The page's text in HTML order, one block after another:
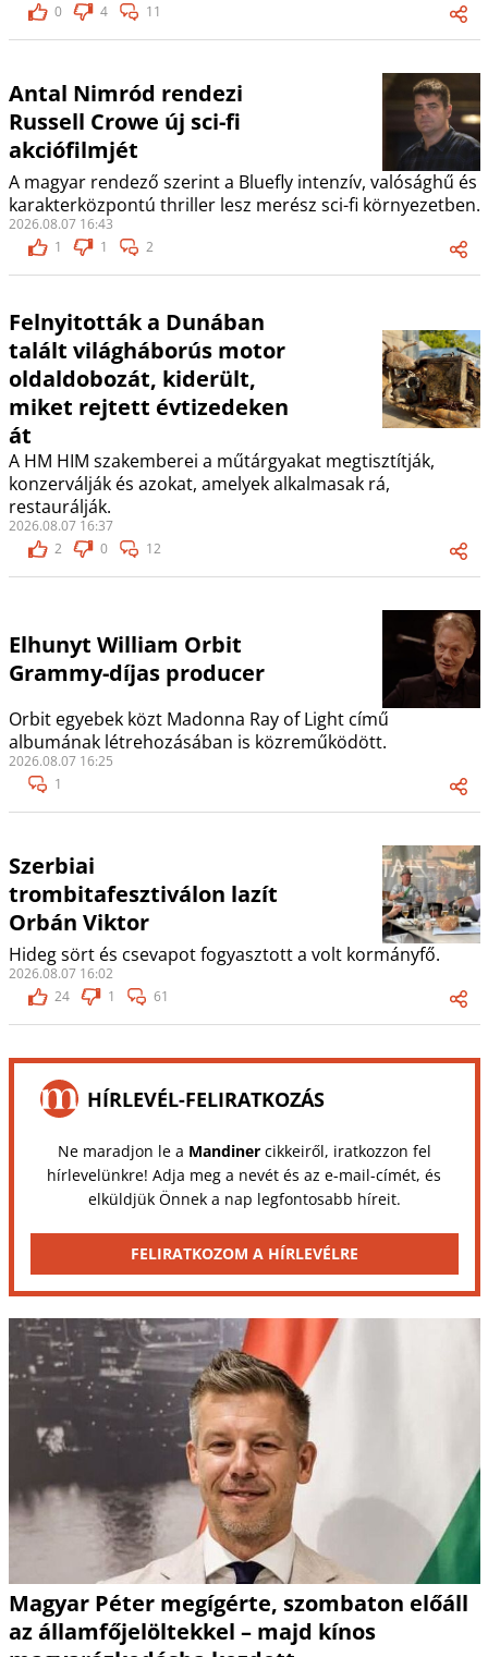
0
4 11
Antal Nimród rendezi
Russell Crowe új sci-fi
akciófilmjét
A magyar rendező szerint a Bluefly intenzív, valósághű és
karakterközpontú thriller lesz merész sci-fi környezetben.
2026.08.07 16:43
1
1 2
Felnyitották a Dunában
talált világháborús motor
oldaldobozát, kiderült,
miket rejtett évtizedeken
át
A HM HIM szakemberei a műtárgyakat megtisztítják,
konzerválják és azokat, amelyek alkalmasak rá,
restaurálják.
2026.08.07 16:37
2
0 12
Elhunyt William Orbit
Grammy-díjas producer
Orbit egyebek közt Madonna Ray of Light című
albumának létrehozásában is közreműködött.
2026.08.07 16:25
1
Szerbiai
trombitafesztiválon lazít
Orbán Viktor
Hideg sört és csevapot fogyasztott a volt kormányfő.
2026.08.07 16:02
24
1 61
HÍRLEVÉL-FELIRATKOZÁS
Ne maradjon le a Mandinercikkeiről, iratkozzon fel
hírlevelünkre! Adja meg a nevét és az e-mail-címét, és
elküldjük Önnek a nap legfontosabb híreit.
FELIRATKOZOM A HÍRLEVÉLRE
Magyar Péter megígérte, szombaton előáll
az államfőjelöltekkel – majd kínos